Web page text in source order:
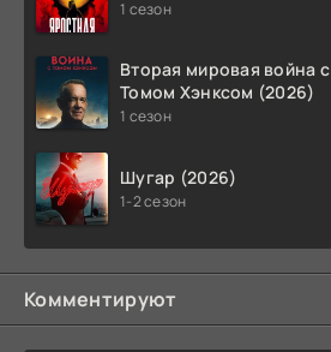
1 сезон
Вторая мировая война с
Томом Хэнксом (2026)
1 сезон
Шугар (2026)
1-2 сезон
Комментируют